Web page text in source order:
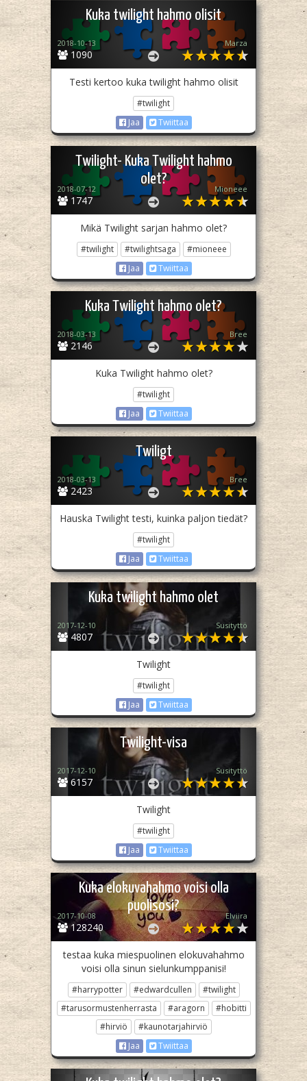
Kuka twilight hahmo olisit
1090
2018-10-13 Marza
Testi kertoo kuka twilight hahmo olisit
#twilight
Jaa
Twiittaa
Twilight- Kuka Twilight hahmo
olet?
1747
2018-07-12 Mioneee
Mikä Twilight sarjan hahmo olet?
#twilight #twilightsaga
#mioneee
Jaa
Twiittaa
Kuka Twilight hahmo olet?
2146
2018-03-13 Bree
Kuka Twilight hahmo olet?
#twilight
Jaa
Twiittaa
Twiligt
2423
2018-03-13 Bree
Hauska Twilight testi, kuinka paljon tiedät?
#twilight
Jaa
Twiittaa
Kuka twilight hahmo olet
4807
2017-12-10 Susityttö
Twilight
#twilight
Jaa
Twiittaa
Twilight-visa
6157
2017-12-10 Susityttö
Twilight
#twilight
Jaa
Twiittaa
Kuka elokuvahahmo voisi olla
puolisosi?
128240
2017-10-08 Elviira
testaa kuka miespuolinen elokuvahahmo
voisi olla sinun sielunkumppanisi!
#harrypotter #edwardcullen
#twilight
#tarusormustenherrasta
#aragorn
#hobitti
#hirviö
#kaunotarjahirviö
Jaa
Twiittaa